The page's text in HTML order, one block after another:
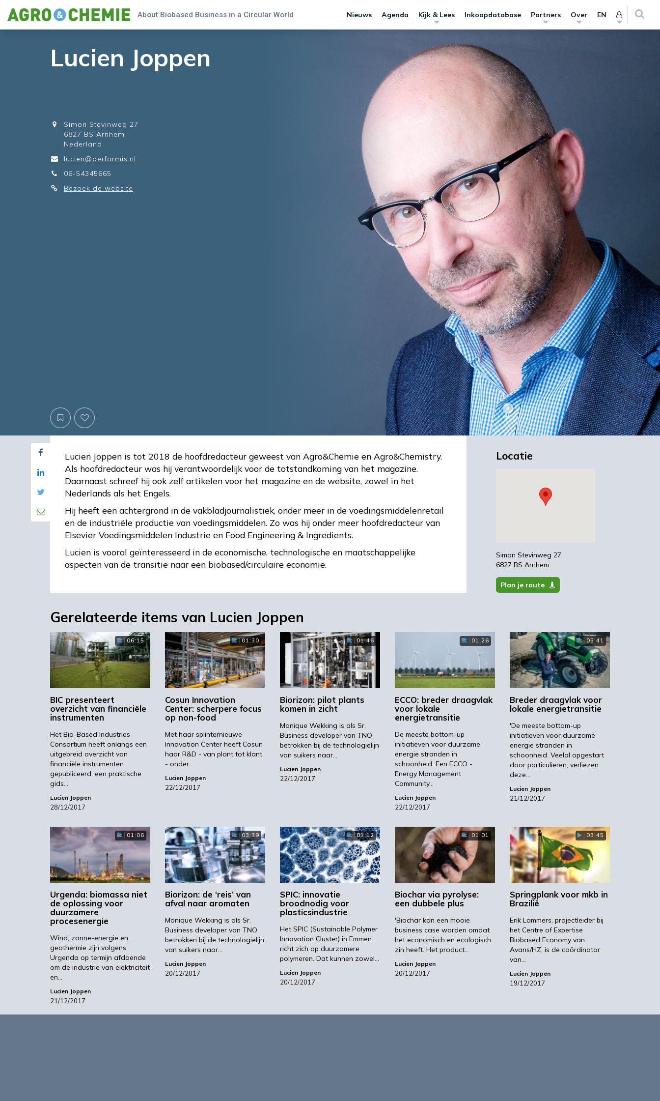
About Biobased Business in a Circular World Nieuws Agenda Kijk & Lees Inkoopdatabase Partners Over EN
Lucien Joppen
Simon Stevinweg 27
6827 BS Arnhem
Nederland
lucien@performis.nl
06-54345665
Bezoek de website
Lucien Joppen is tot 2018 de hoofdredacteur geweest van Agro&Chemie en Agro&Chemistry.
Als hoofdredacteur was hij verantwoordelijk voor de totstandkoming van het magazine.
Daarnaast schreef hij ook zelf artikelen voor het magazine en de website, zowel in het
Nederlands als het Engels.
Hij heeft een achtergrond in de vakbladjournalistiek, onder meer in de voedingsmiddelenretail
en de industriële productie van voedingsmiddelen. Zo was hij onder meer hoofdredacteur van
Elsevier Voedingsmiddelen Industrie en Food Engineering & Ingredients.
Lucien is vooral geïnteresseerd in de economische, technologische en maatschappelijke
aspecten van de transitie naar een biobased/circulaire economie.
Locatie
Simon Stevinweg 27
6827 BS Arnhem
Plan je route
Gerelateerde items van Lucien Joppen
06:15
BIC presenteert
overzicht van financiële
instrumenten
Het Bio-Based Industries
Consortium heeft onlangs een
uitgebreid overzicht van
financiële instrumenten
gepubliceerd; een praktische
gids…
Lucien Joppen
28/12/2017
01:30
Cosun Innovation
Center: scherpere focus
op non-food
Met haar splinternieuwe
Innovation Center heeft Cosun
haar R&D - van plant tot klant
- onder…
Lucien Joppen
22/12/2017
01:46
Biorizon: pilot plants
komen in zicht
Monique Wekking is als Sr.
Business developer van TNO
betrokken bij de technologielijn
van suikers naar…
Lucien Joppen
22/12/2017
01:26
ECCO: breder draagvlak
voor lokale
energietransitie
De meeste bottom-up
initiatieven voor duurzame
energie stranden in
schoonheid. Een ECCO -
Energy Management
Community…
Lucien Joppen
22/12/2017
05:41
Breder draagvlak voor
lokale energietransitie
'De meeste bottom-up
initiatieven voor duurzame
energie stranden in
schoonheid. Veelal opgestart
door particulieren, verliezen
deze…
Lucien Joppen
21/12/2017
01:06
Urgenda: biomassa niet
de oplossing voor
duurzamere
procesenergie
Wind, zonne-energie en
geothermie zijn volgens
Urgenda op termijn afdoende
om de industrie van elektriciteit
en…
Lucien Joppen
21/12/2017
03:39
Biorizon: de ‘reis’ van
afval naar aromaten
Monique Wekking is als Sr.
Business developer van TNO
betrokken bij de technologielijn
van suikers naar…
Lucien Joppen
20/12/2017
01:12
SPIC: innovatie
broodnodig voor
plasticsindustrie
Het SPIC (Sustainable Polymer
Innovation Cluster) in Emmen
richt zich op duurzamere
polymeren. Dat kunnen zowel…
Lucien Joppen
20/12/2017
01:01
Biochar via pyrolyse:
een dubbele plus
'Biochar kan een mooie
business case worden omdat
het economisch en ecologisch
zin heeft. Het product…
Lucien Joppen
20/12/2017
03:45
Springplank voor mkb in
Brazilië
Erik Lammers, projectleider bij
het Centre of Expertise
Biobased Economy van
Avans/HZ, is de coördinator
van…
Lucien Joppen
19/12/2017